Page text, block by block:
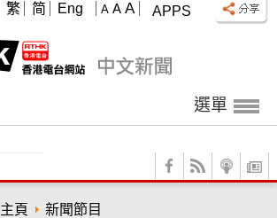
APPS
A A A
繁 简 Eng
選單
主頁 新聞節目